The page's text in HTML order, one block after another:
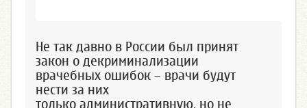
Не так давно в России был принят
закон о декриминализации
врачебных ошибок – врачи будут
нести за них
только административную, но не